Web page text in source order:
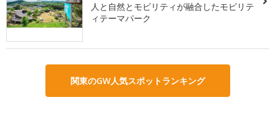
人と自然とモビリティが融合したモビリテ
ィテーマパーク
関東のGW人気スポットランキング